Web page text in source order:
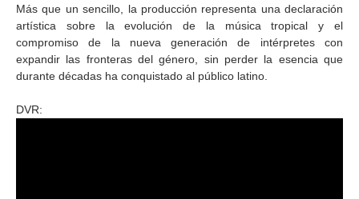
Más que un sencillo, la producción representa una declaración
artística sobre la evolución de la música tropical y el
compromiso de la nueva generación de intérpretes con
expandir las fronteras del género, sin perder la esencia que
durante décadas ha conquistado al público latino.
DVR: